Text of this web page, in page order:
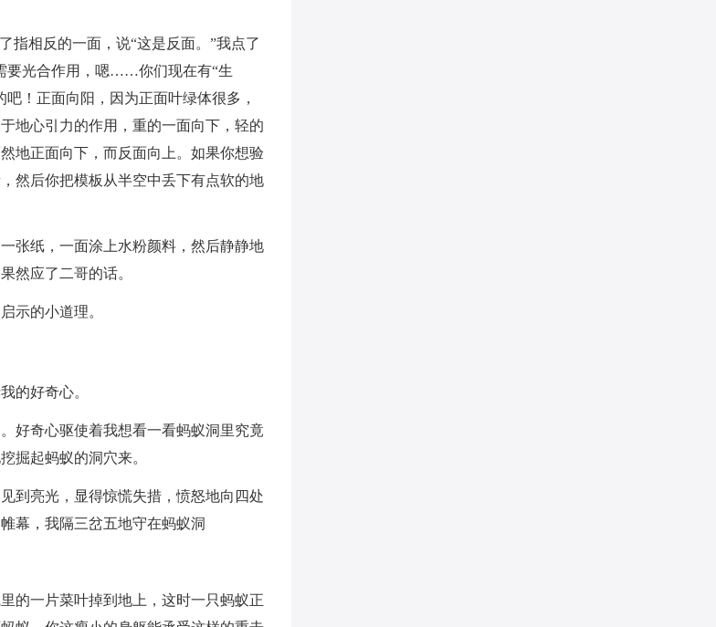
指相反的一面，说“这是反面。”我点了
要光合作用，嗯……你们现在有“生
！正面向阳，因为正面叶绿体很多，
地心引力的作用，重的一面向下，轻的
地正面向下，而反面向上。如果你想验
然后你把模板从半空中丢下有点软的地
张纸，一面涂上水粉颜料，然后静静地
然应了二哥的话。
示的小道理。
的好奇心。
好奇心驱使着我想看一看蚂蚁洞里究竟
掘起蚂蚁的洞穴来。
到亮光，显得惊慌失措，愤怒地向四处
幕，我隔三岔五地守在蚂蚁洞
的一片菜叶掉到地上，这时一只蚂蚁正